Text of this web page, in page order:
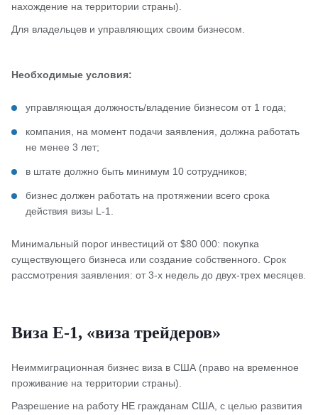
нахождение на территории страны).
Для владельцев и управляющих своим бизнесом.
Необходимые условия:
управляющая должность/владение бизнесом от 1 года;
компания, на момент подачи заявления, должна работать
не менее 3 лет;
в штате должно быть минимум 10 сотрудников;
бизнес должен работать на протяжении всего срока
действия визы L-1.
Минимальный порог инвестиций от $80 000: покупка
существующего бизнеса или создание собственного. Срок
рассмотрения заявления: от 3-х недель до двух-трех месяцев.
Виза Е-1, «виза трейдеров»
Неиммиграционная бизнес виза в США (право на временное
проживание на территории страны).
Разрешение на работу НЕ гражданам США, с целью развития